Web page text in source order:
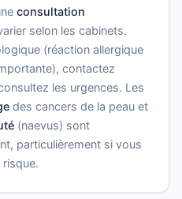
consultation
selon les cabinets.
(réaction allergique
contactez
les urgences. Les
des cancers de la peau et
(naevus) sont
particulièrement si vous